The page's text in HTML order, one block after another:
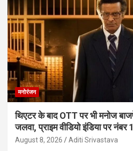
मनोरंजन
थिएटर के बाद OTT पर भी मनोज
जलवा, प्राइम वीडियो इंडिया पर नंबर 1
August 8, 2026 Aditi Srivastava